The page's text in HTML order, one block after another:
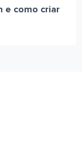
e como criar